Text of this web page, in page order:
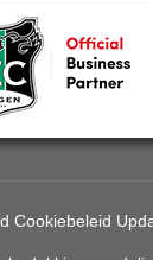
Cookiebeleid